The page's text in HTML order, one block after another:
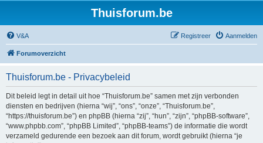
Thuisforum.be
V&A Aanmelden
Registreer
Forumoverzicht
Thuisforum.be - Privacybeleid
Dit beleid legt in detail uit hoe “Thuisforum.be” samen met zijn verbonden
diensten en bedrijven (hierna “wij”, “ons”, “onze”, “Thuisforum.be”,
“https://thuisforum.be”) en phpBB (hierna “zij”, “hun”, “zijn”, “phpBB-software”,
“www.phpbb.com”, “phpBB Limited”, “phpBB-teams”) de informatie die wordt
verzameld gedurende een bezoek aan dit forum, wordt gebruikt (hierna “je